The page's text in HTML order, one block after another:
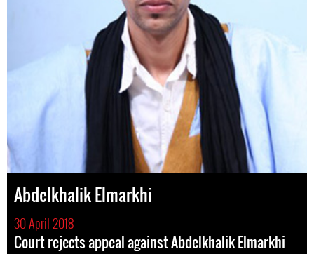
Abdelkhalik Elmarkhi
30 April 2018
Court rejects appeal against Abdelkhalik Elmarkhi